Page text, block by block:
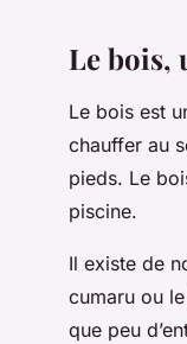
Le bois,
Le bois est
chauffer au
pieds. Le
piscine.
Il existe de
cumaru ou
que peu